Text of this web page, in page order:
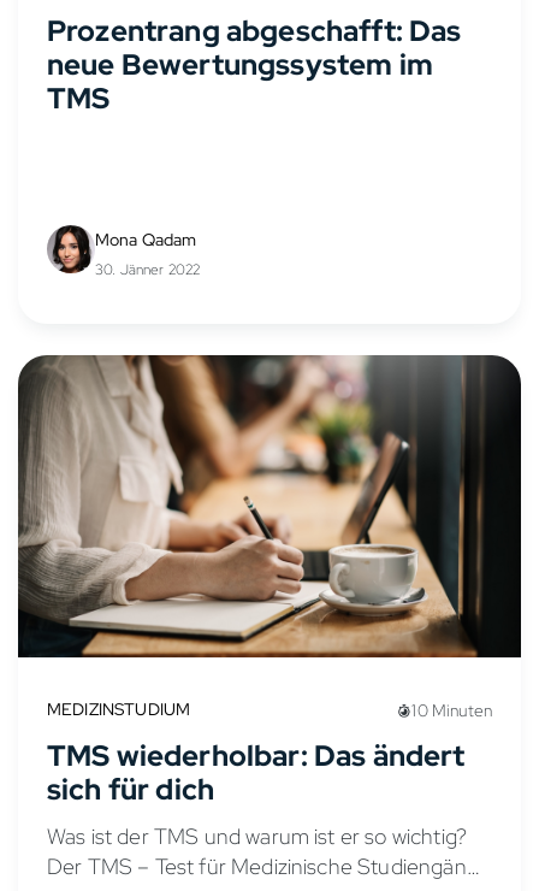
Prozentrang abgeschafft: Das
neue Bewertungssystem im
TMS
Mona Qadam
30. Jänner 2022
MEDIZINSTUDIUM 10 Minuten
TMS wiederholbar: Das ändert
sich für dich
Was ist der TMS und warum ist er so wichtig?
Der TMS – Test für Medizinische Studiengänge